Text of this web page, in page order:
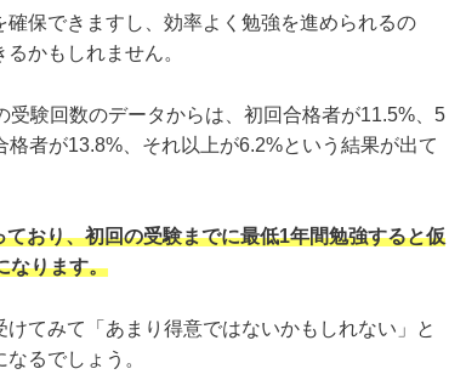
保できますし、効率よく勉強を進められるの
かもしれません。
受験回数のデータからは、初回合格者が11.5%、5
者が13.8%、それ以上が6.2%という結果が出て
おり、初回の受験までに最低1年間勉強すると仮
なります。
てみて「あまり得意ではないかもしれない」と
るでしょう。